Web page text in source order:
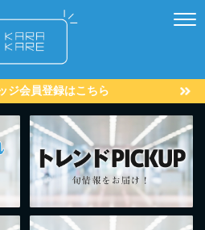
ジ会員登録はこちら